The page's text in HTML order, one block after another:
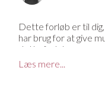
Dette forløb er til
har brug for at give
dette forløb er super
nogle hårde
musklerne at give slip
Læs mere...